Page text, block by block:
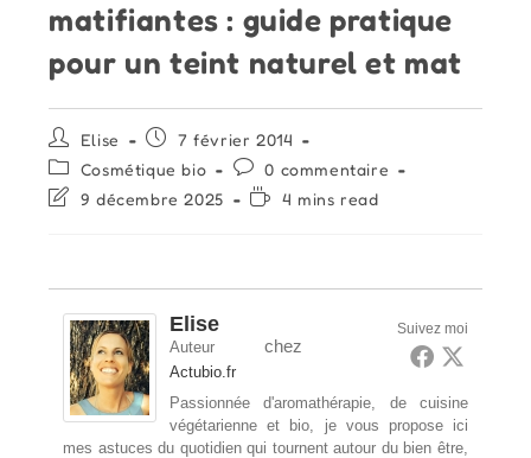
matifiantes : guide pratique
pour un teint naturel et mat
Auteur/autrice
de
publication :
Elise
Publication
publiée :
7 février 2014
Post
category:
Cosmétique bio
Commentaires
de
0 commentaire
Dernière
publication :
9 décembre 2025
Temps4 mins read
Suivez moi
Elise
Auteur chez
Actubio.fr
Passionnée d'aromathérapie, de cuisine
végétarienne et bio, je vous propose ici
mes astuces du quotidien qui tournent autour du bien être,